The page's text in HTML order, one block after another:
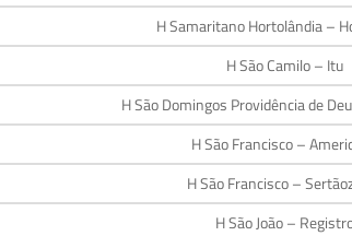
H Samaritano Hortolândia –
H São Camilo – Itu
H São Domingos Providência de
H São Francisco –
H São Francisco –
H São João –